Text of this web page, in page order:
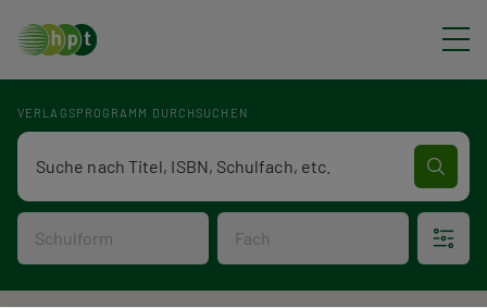
VERLAGSPROGRAMM DURCHSUCHEN
Schulform Fach
Verlagsprogramm Volltextsuche